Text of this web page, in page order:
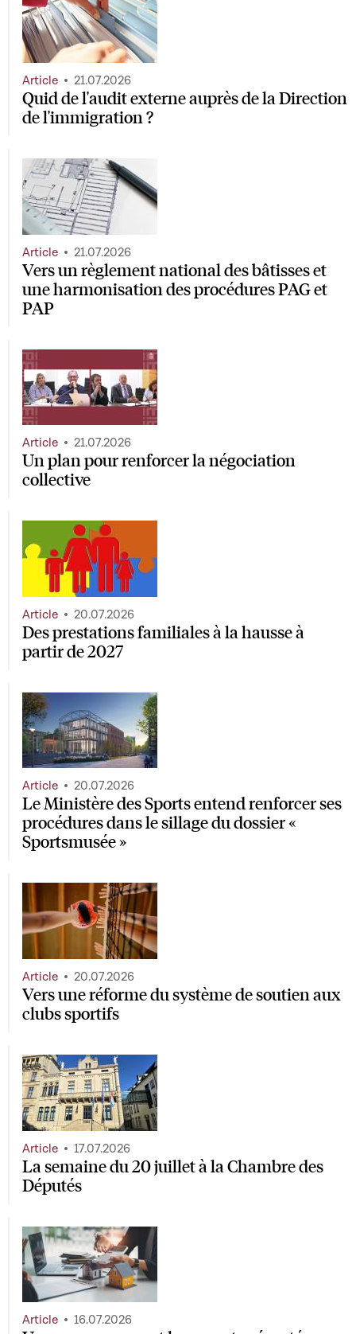
Quid de l'audit externe auprès de la Direction
de l'immigration ?
Article 21.07.2026
Vers un règlement national des bâtisses et
une harmonisation des procédures PAG et
PAP
Article 21.07.2026
Un plan pour renforcer la négociation
collective
Article 21.07.2026
Des prestations familiales à la hausse à
partir de 2027
Article 20.07.2026
Le Ministère des Sports entend renforcer ses
procédures dans le sillage du dossier «
Sportsmusée »
Article 20.07.2026
Vers une réforme du système de soutien aux
clubs sportifs
Article 20.07.2026
La semaine du 20 juillet à la Chambre des
Députés
Article 17.07.2026
Article 16.07.2026